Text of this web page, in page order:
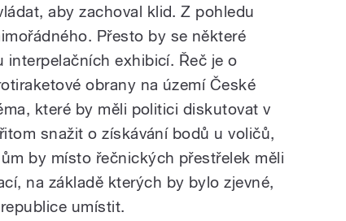
aby zachoval klid. Z pohledu
Přesto by se některé
interpelačních exhibicí. Řeč je o
obrany na území České
které by měli politici diskutovat v
snažit o získávání bodů u voličů,
by místo řečnických přestřelek měli
na základě kterých by bylo zjevné,
umístit.